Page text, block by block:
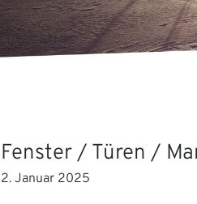
Fenster / Türen /
2. Januar 2025